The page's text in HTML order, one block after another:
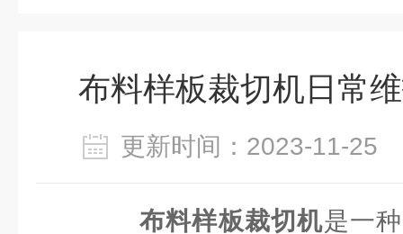
布料样板裁切机日常
更新时间：2023-11-
布料样板裁切机是一